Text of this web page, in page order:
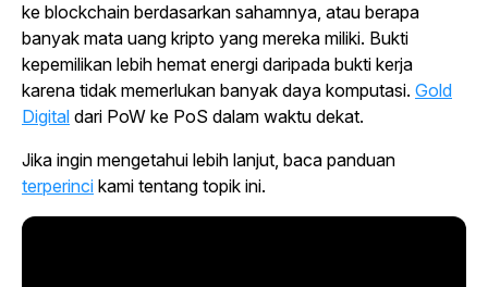
ke blockchain berdasarkan sahamnya, atau berapa
banyak mata uang kripto yang mereka miliki. Bukti
kepemilikan lebih hemat energi daripada bukti kerja
karena tidak memerlukan banyak daya komputasi. Gold
Digital dari PoW ke PoS dalam waktu dekat.
Jika ingin mengetahui lebih lanjut, baca panduan
terperinci kami tentang topik ini.